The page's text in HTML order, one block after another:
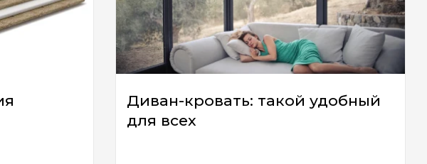
Диван-кровать: такой удобный
для всех